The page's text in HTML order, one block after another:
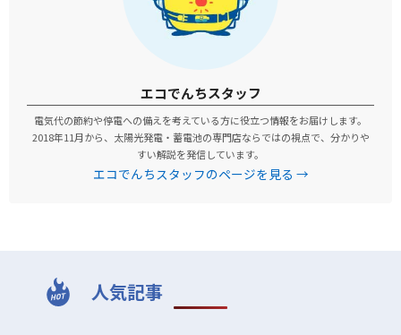
エコでんちスタッフ
電気代の節約や停電への備えを考えている方に役立つ情報をお届けします。
2018年11月から、太陽光発電・蓄電池の専門店ならではの視点で、分かりや
すい解説を発信しています。
エコでんちスタッフのページを見る →
人気記事